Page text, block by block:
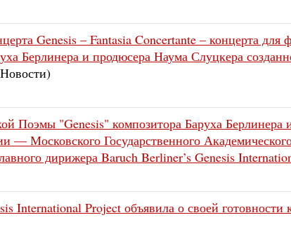
Genesis – Fantasia Concertante – концерта
Берлинера и продюсера Наума Слуцкера
Поэмы "Genesis" композитора Баруха
— Московского Государственного
дирижера Baruch Berliner’s Genesis
International Project объявила о своей готовности